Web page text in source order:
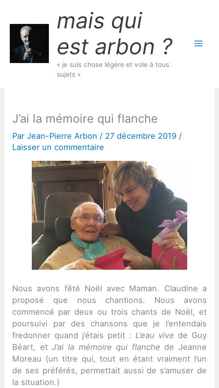
contenu
mais qui
est arbon ?
« je suis chose légère et vole à tous
sujets »
J’ai la mémoire qui flanche
ParJean-Pierre Arbon / 27 décembre 2019 /
Laisser un commentaire
Nous avons fêté Noël avec Maman. Claudine a
proposé que nous chantions. Nous avons
commencé par deux ou trois chants de Noël, et
poursuivi par des chansons que je l’entendais
fredonner quand j’étais petit : L’eau vive de Guy
Béart, etJ’ai la mémoire qui flanche de Jeanne
Moreau (un titre qui, tout en étant vraiment l’un
de ses préférés, permettait aussi de s’amuser de
la situation.)